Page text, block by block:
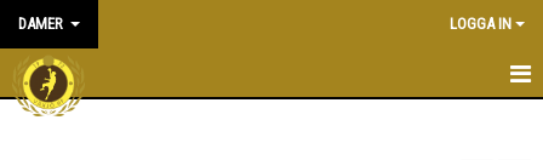
DAMER LOGGA IN
HEM